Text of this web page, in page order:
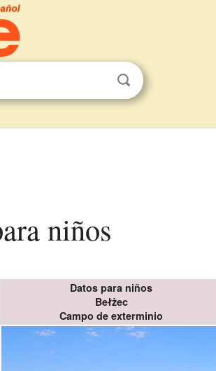
niños
Datos para niños
Bełżec
Campo de exterminio